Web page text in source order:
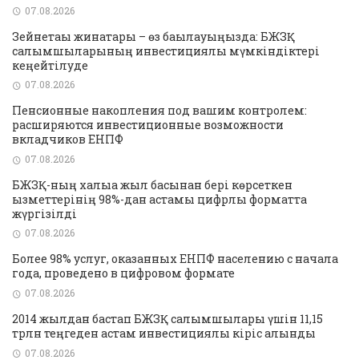
07.08.2026
Зейнетақы жинақтары – өз бақылауыңызда: БЖЗҚ
салымшыларының инвестициялық мүмкіндіктері
кеңейтілуде
07.08.2026
Пенсионные накопления под вашим контролем:
расширяются инвестиционные возможности
вкладчиков ЕНПФ
07.08.2026
БЖЗҚ-ның халыққа жыл басынан бері көрсеткен
қызметтерінің 98%-дан астамы цифрлық форматта
жүргізілді
07.08.2026
Более 98% услуг, оказанных ЕНПФ населению с начала
года, проведено в цифровом формате
07.08.2026
2014 жылдан бастап БЖЗҚ салымшылары үшін 11,15
трлн теңгеден астам инвестициялық кіріс алынды
07.08.2026